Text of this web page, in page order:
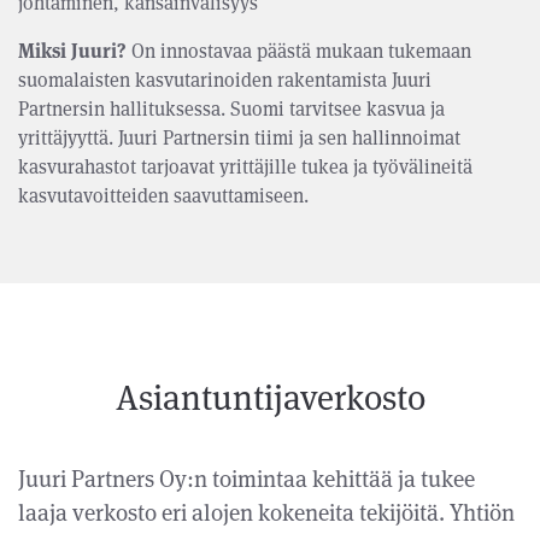
Miksi Juuri? On innostavaa päästä mukaan tukemaan
suomalaisten kasvutarinoiden rakentamista Juuri
Partnersin hallituksessa. Suomi tarvitsee kasvua ja
yrittäjyyttä. Juuri Partnersin tiimi ja sen hallinnoimat
kasvurahastot tarjoavat yrittäjille tukea ja työvälineitä
kasvutavoitteiden saavuttamiseen.
Asiantuntijaverkosto
Juuri Partners Oy:n toimintaa kehittää ja tukee
laaja verkosto eri alojen kokeneita tekijöitä. Yhtiön